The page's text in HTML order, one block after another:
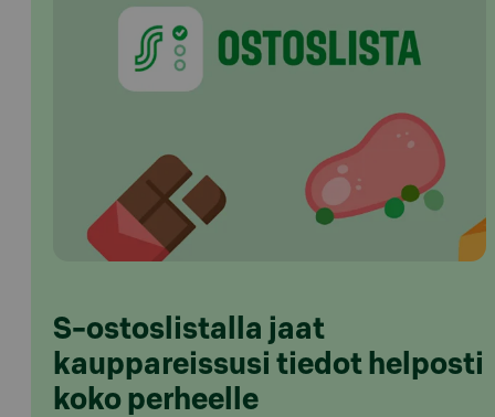
S-ostoslistalla jaat
kauppareissusi tiedot helposti
koko perheelle